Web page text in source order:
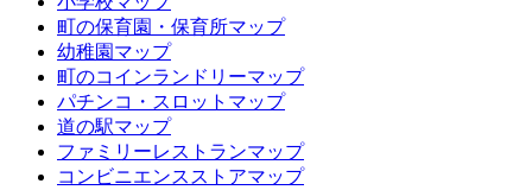
町の保育園・保育所マップ
幼稚園マップ
町のコインランドリーマップ
パチンコ・スロットマップ
道の駅マップ
ファミリーレストランマップ
コンビニエンスストアマップ